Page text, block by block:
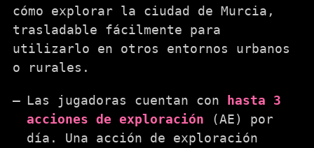
cómo explorar la ciudad de Murcia,
trasladable fácilmente para
utilizarlo en otros entornos urbanos
o rurales.
Las jugadoras cuentan con hasta 3
acciones de exploración (AE) por
día. Una acción de exploración